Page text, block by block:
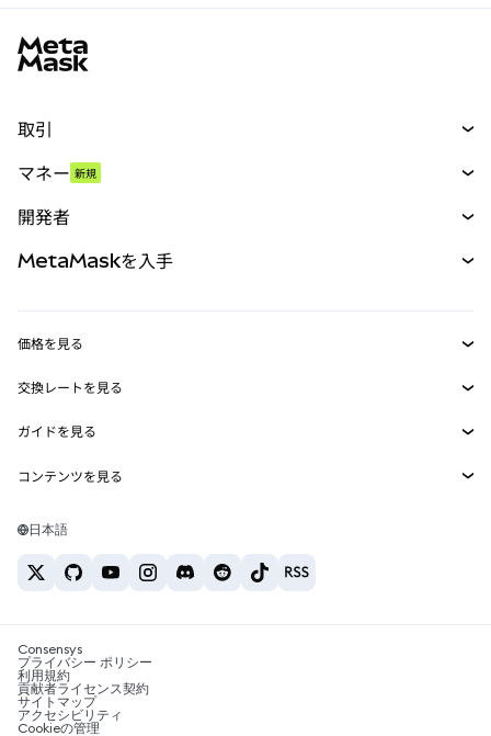
取引
パーペチュアル
RWA
マネー 新規
開発者
MetaMask Connect
Snaps
Web3サービス
MetaMaskを入手
セキュリティ
サポート
キャリア
お問い合わせ
価格を見る
イーサリアムの価格
Solanaの価格
Tetherの価格
交換レートを見る
ETH→USD
USDT→INR
BTC→INR
ETH→USDT
ガイドを見る
ETHの購入
USDTの購入
SHIBの購入
BNBの購入
コンテンツを見る
Solanaウォレット
税制関連ニュース
暗号資産の購入方法は？
ビットコインを売るには？
日本語
Consensys
プライバシー ポリシー
利用規約
貢献者ライセンス契約
サイトマップ
アクセシビリティ
Cookieの管理